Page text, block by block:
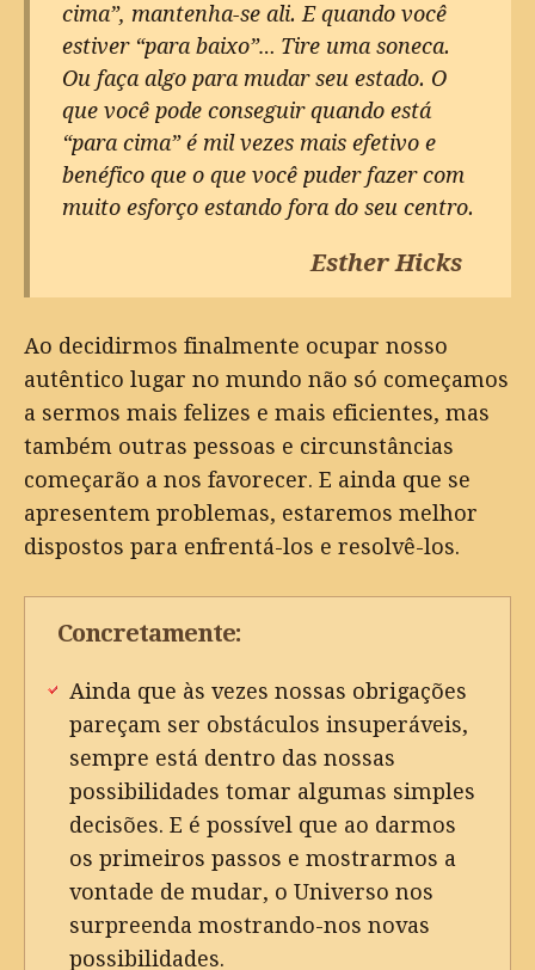
cima”, mantenha-se ali. E quando você
estiver “para baixo”… Tire uma soneca.
Ou faça algo para mudar seu estado. O
que você pode conseguir quando está
“para cima” é mil vezes mais efetivo e
benéfico que o que você puder fazer com
muito esforço estando fora do seu centro.
Esther Hicks
Ao decidirmos finalmente ocupar nosso
autêntico lugar no mundo não só começamos
a sermos mais felizes e mais eficientes, mas
também outras pessoas e circunstâncias
começarão a nos favorecer. E ainda que se
apresentem problemas, estaremos melhor
dispostos para enfrentá-los e resolvê-los.
Concretamente:
Ainda que às vezes nossas obrigações
pareçam ser obstáculos insuperáveis,
sempre está dentro das nossas
possibilidades tomar algumas simples
decisões. E é possível que ao darmos
os primeiros passos e mostrarmos a
vontade de mudar, o Universo nos
surpreenda mostrando-nos novas
possibilidades.